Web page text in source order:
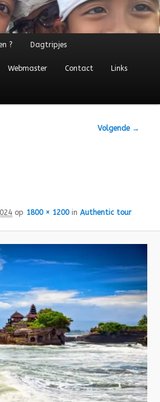
? Dagtripjes
Webmaster Contact Links
Volgende →
op 1800 × 1200inAuthentic tour